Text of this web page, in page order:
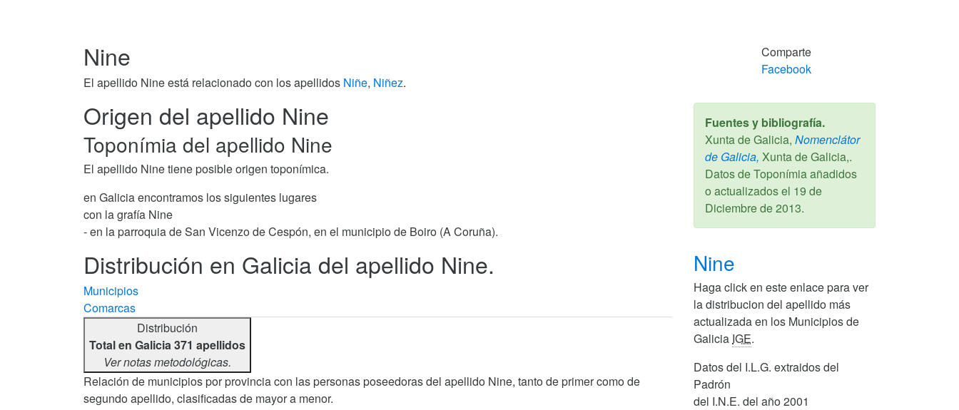
Nine
El apellido Nine está relacionado con los apellidos Niñe, Niñez.
Comparte
Facebook
Origen del apellido Nine
Toponímia del apellido Nine
El apellido Nine tiene posible origen toponímica.
en Galicia encontramos los siguientes lugares
con la grafía Nine
- en la parroquia de San Vicenzo de Cespón, en el municipio de Boiro (A Coruña).
Fuentes y bibliografía.
Xunta de Galicia, Nomenclátor
de Galicia, Xunta de Galicia,.
Datos de Toponímia añadidos
o actualizados el 19 de
Diciembre de 2013.
Distribución en Galicia del apellido Nine.
Municipios
Comarcas
Distribución
Total en Galicia 371 apellidos
Ver notas metodológicas.
Relación de municipios por provincia con las personas poseedoras del apellido Nine, tanto de primer como de
segundo apellido, clasificadas de mayor a menor.
Nine
Haga click en este enlace para ver
la distribucion del apellido más
actualizada en los Municipios de
Galicia IGE.
Datos del I.L.G. extraidos del
Padrón
del I.N.E. del año 2001